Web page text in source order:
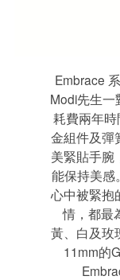
Embrace
Modi先生
耗費兩年
金組件及彈
美緊貼手腕
能保持美感
心中被緊抱
情，都最
黃、白及玫
11mm的